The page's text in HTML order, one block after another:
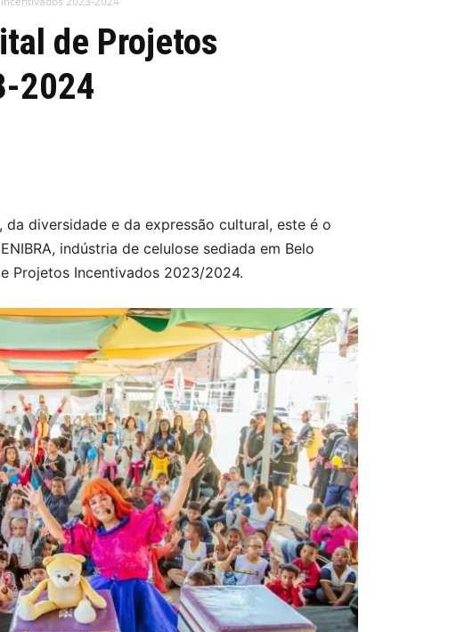
de Projetos
2024
diversidade e da expressão cultural, este é o
indústria de celulose sediada em Belo
Projetos Incentivados 2023/2024.